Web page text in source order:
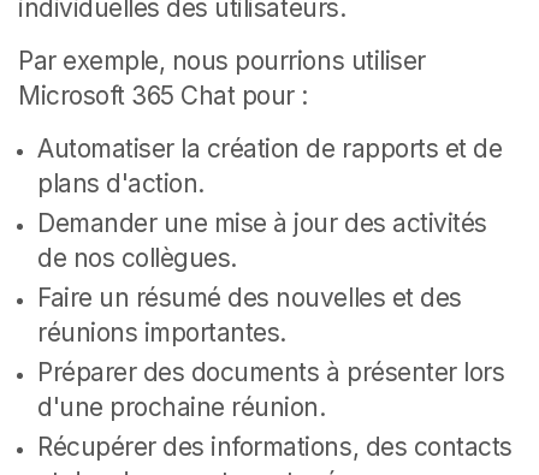
individuelles des utilisateurs.
Par exemple, nous pourrions utiliser
Microsoft 365 Chat pour :
Automatiser la création de rapports et de
plans d'action.
Demander une mise à jour des activités
de nos collègues.
Faire un résumé des nouvelles et des
réunions importantes.
Préparer des documents à présenter lors
d'une prochaine réunion.
Récupérer des informations, des contacts